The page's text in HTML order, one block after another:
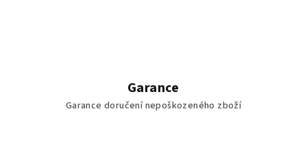
Garance
Garance doručení nepoškozeného zboží